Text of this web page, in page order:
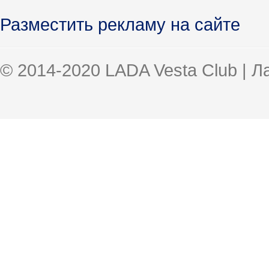
Разместить рекламу на сайте
© 2014-2020 LADA Vesta Club |